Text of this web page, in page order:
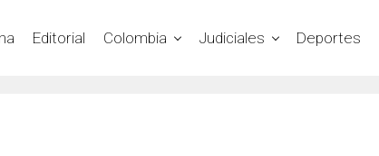
Editorial Colombia Judiciales Deportes